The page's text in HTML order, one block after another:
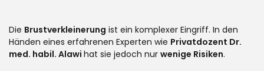
Die Brustverkleinerung ist ein komplexer Eingriff. In den
Händen eines erfahrenen Experten wie Privatdozent Dr.
med. habil. Alawi hat sie jedoch nur wenige Risiken.